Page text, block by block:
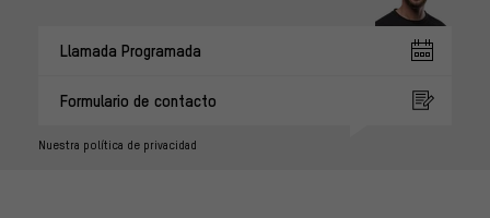
Llamada Programada
Formulario de contacto
Nuestra política de privacidad